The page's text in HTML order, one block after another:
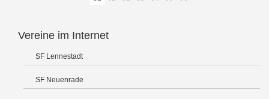
Vereine im Internet
SF Lennestadt
SF Neuenrade